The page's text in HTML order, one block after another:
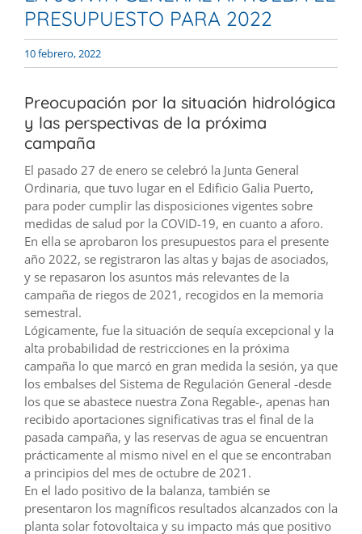
PRESUPUESTO PARA 2022
10 febrero, 2022
Preocupación por la situación hidrológica
y las perspectivas de la próxima
campaña
El pasado 27 de enero se celebró la Junta General
Ordinaria, que tuvo lugar en el Edificio Galia Puerto,
para poder cumplir las disposiciones vigentes sobre
medidas de salud por la COVID-19, en cuanto a aforo.
En ella se aprobaron los presupuestos para el presente
año 2022, se registraron las altas y bajas de asociados,
y se repasaron los asuntos más relevantes de la
campaña de riegos de 2021, recogidos en la memoria
semestral.
Lógicamente, fue la situación de sequía excepcional y la
alta probabilidad de restricciones en la próxima
campaña lo que marcó en gran medida la sesión, ya que
los embalses del Sistema de Regulación General -desde
los que se abastece nuestra Zona Regable-, apenas han
recibido aportaciones significativas tras el final de la
pasada campaña, y las reservas de agua se encuentran
prácticamente al mismo nivel en el que se encontraban
a principios del mes de octubre de 2021.
En el lado positivo de la balanza, también se
presentaron los magníficos resultados alcanzados con la
planta solar fotovoltaica y su impacto más que positivo